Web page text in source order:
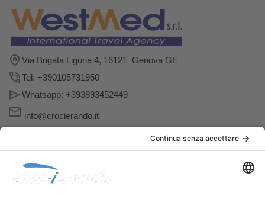
Via Brigata Liguria 4, 16121 Genova GE
Tel: +390105731950
Whatsapp: +393893452449
info@crocierando.it
Follow us